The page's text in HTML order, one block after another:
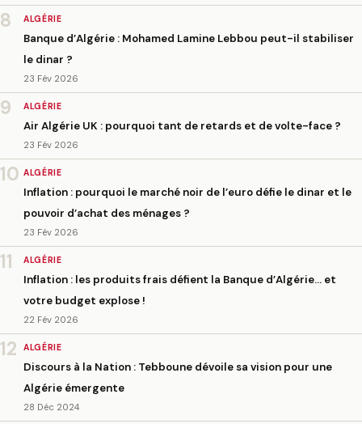
8 ALGÉRIE
Banque d’Algérie : Mohamed Lamine Lebbou peut-il stabiliser
le dinar ?
23 Fév 2026
9 ALGÉRIE
Air Algérie UK : pourquoi tant de retards et de volte-face ?
23 Fév 2026
10 ALGÉRIE
Inflation : pourquoi le marché noir de l’euro défie le dinar et le
pouvoir d’achat des ménages ?
23 Fév 2026
11 ALGÉRIE
Inflation : les produits frais défient la Banque d’Algérie… et
votre budget explose !
22 Fév 2026
12 ALGÉRIE
Discours à la Nation : Tebboune dévoile sa vision pour une
Algérie émergente
28 Déc 2024